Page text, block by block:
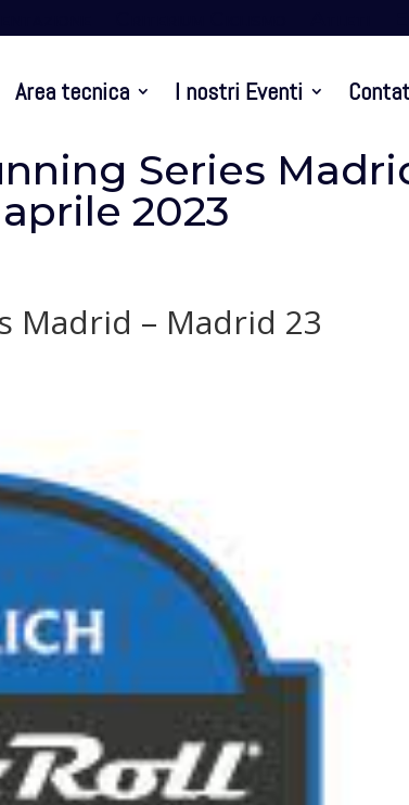
Area tecnica I nostri Eventi
Series
2023
Madrid – Madrid 23